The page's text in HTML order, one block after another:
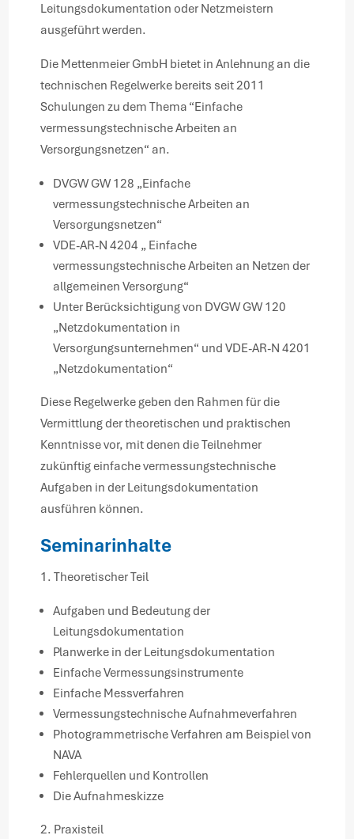
Leitungsdokumentation oder Netzmeistern
ausgeführt werden.
Die Mettenmeier GmbH bietet in Anlehnung an die
technischen Regelwerke bereits seit 2011
Schulungen zu dem Thema “Einfache
vermessungstechnische Arbeiten an
Versorgungsnetzen“ an.
DVGW GW 128 „Einfache
vermessungstechnische Arbeiten an
Versorgungsnetzen“
VDE-AR-N 4204 „ Einfache
vermessungstechnische Arbeiten an Netzen der
allgemeinen Versorgung“
Unter Berücksichtigung von DVGW GW 120
„Netzdokumentation in
Versorgungsunternehmen“ und VDE-AR-N 4201
„Netzdokumentation“
Diese Regelwerke geben den Rahmen für die
Vermittlung der theoretischen und praktischen
Kenntnisse vor, mit denen die Teilnehmer
zukünftig einfache vermessungstechnische
Aufgaben in der Leitungsdokumentation
ausführen können.
Seminarinhalte
1. Theoretischer Teil
Aufgaben und Bedeutung der
Leitungsdokumentation
Planwerke in der Leitungsdokumentation
Einfache Vermessungsinstrumente
Einfache Messverfahren
Vermessungstechnische Aufnahmeverfahren
Photogrammetrische Verfahren am Beispiel von
NAVA
Fehlerquellen und Kontrollen
Die Aufnahmeskizze
2. Praxisteil